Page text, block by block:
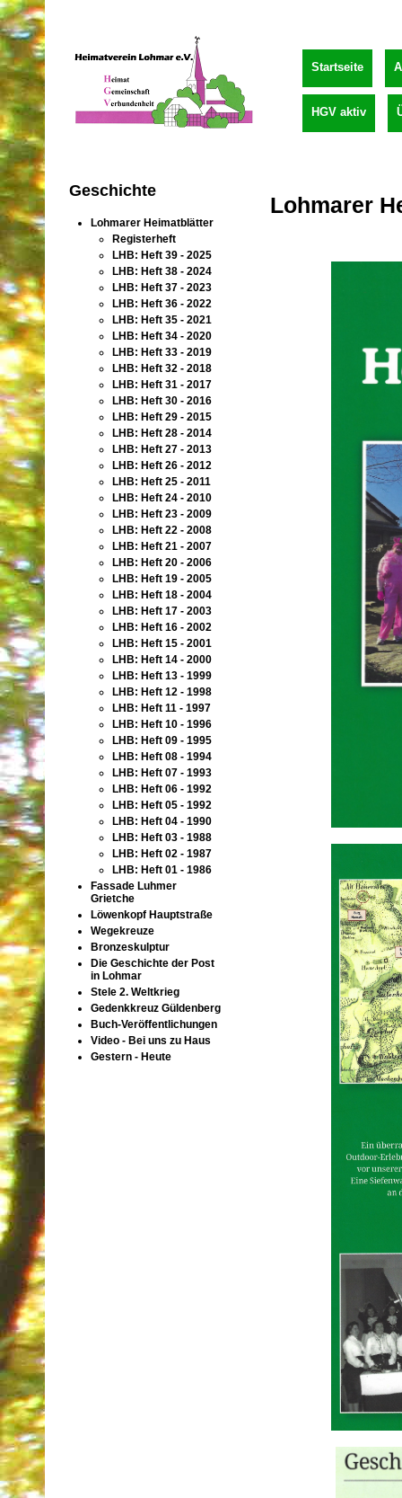
Startseite
HGV aktiv
Geschichte
Lohmarer Heimatblätter
Registerheft
LHB: Heft 39 - 2025
LHB: Heft 38 - 2024
LHB: Heft 37 - 2023
LHB: Heft 36 - 2022
LHB: Heft 35 - 2021
LHB: Heft 34 - 2020
LHB: Heft 33 - 2019
LHB: Heft 32 - 2018
LHB: Heft 31 - 2017
LHB: Heft 30 - 2016
LHB: Heft 29 - 2015
LHB: Heft 28 - 2014
LHB: Heft 27 - 2013
LHB: Heft 26 - 2012
LHB: Heft 25 - 2011
LHB: Heft 24 - 2010
LHB: Heft 23 - 2009
LHB: Heft 22 - 2008
LHB: Heft 21 - 2007
LHB: Heft 20 - 2006
LHB: Heft 19 - 2005
LHB: Heft 18 - 2004
LHB: Heft 17 - 2003
LHB: Heft 16 - 2002
LHB: Heft 15 - 2001
LHB: Heft 14 - 2000
LHB: Heft 13 - 1999
LHB: Heft 12 - 1998
LHB: Heft 11 - 1997
LHB: Heft 10 - 1996
LHB: Heft 09 - 1995
LHB: Heft 08 - 1994
LHB: Heft 07 - 1993
LHB: Heft 06 - 1992
LHB: Heft 05 - 1992
LHB: Heft 04 - 1990
LHB: Heft 03 - 1988
LHB: Heft 02 - 1987
LHB: Heft 01 - 1986
Fassade Luhmer
Grietche
Löwenkopf Hauptstraße
Wegekreuze
Bronzeskulptur
Die Geschichte der Post
in Lohmar
Stele 2. Weltkrieg
Gedenkkreuz Güldenberg
Buch-Veröffentlichungen
Video - Bei uns zu Haus
Gestern - Heute
Lohmarer